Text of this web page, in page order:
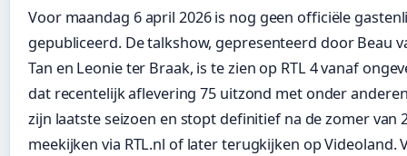
Voor maandag 6 april 2026 is nog geen officiële
gepubliceerd. De talkshow, gepresenteerd door Beau
Tan en Leonie ter Braak, is te zien op RTL 4 vanaf
dat recentelijk aflevering 75 uitzond met onder
zijn laatste seizoen en stopt definitief na de zomer van
meekijken via RTL.nl of later terugkijken op Videoland.